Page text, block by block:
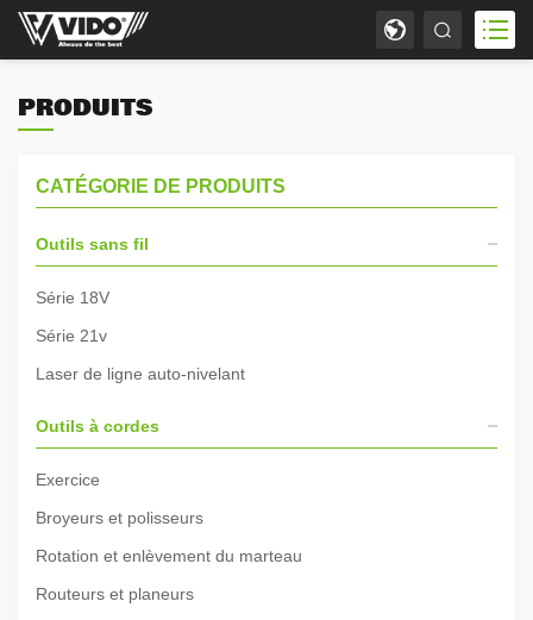
PRODUITS
CATÉGORIE DE PRODUITS
Outils sans fil
Série 18V
Série 21v
Laser de ligne auto-nivelant
Outils à cordes
Exercice
Broyeurs et polisseurs
Rotation et enlèvement du marteau
Routeurs et planeurs